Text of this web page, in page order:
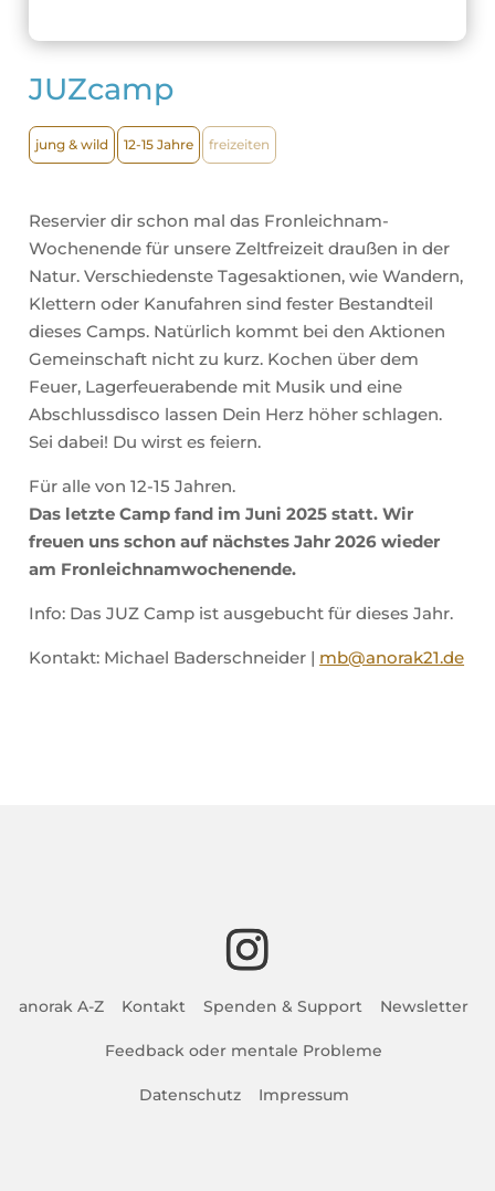
JUZcamp
jung & wild 12-15 Jahre freizeiten
Reservier dir schon mal das Fronleichnam-
Wochenende für unsere Zeltfreizeit draußen in der
Natur. Verschiedenste Tagesaktionen, wie Wandern,
Klettern oder Kanufahren sind fester Bestandteil
dieses Camps. Natürlich kommt bei den Aktionen
Gemeinschaft nicht zu kurz. Kochen über dem
Feuer, Lagerfeuerabende mit Musik und eine
Abschlussdisco lassen Dein Herz höher schlagen.
Sei dabei! Du wirst es feiern.
Für alle von 12-15 Jahren.
Das letzte Camp fand im Juni 2025 statt. Wir
freuen uns schon auf nächstes Jahr 2026 wieder
am Fronleichnamwochenende.
Info: Das JUZ Camp ist ausgebucht für dieses Jahr.
Kontakt: Michael Baderschneider | mb@anorak21.de
anorak A-Z Kontakt Spenden & Support Newsletter
Feedback oder mentale Probleme
Datenschutz Impressum